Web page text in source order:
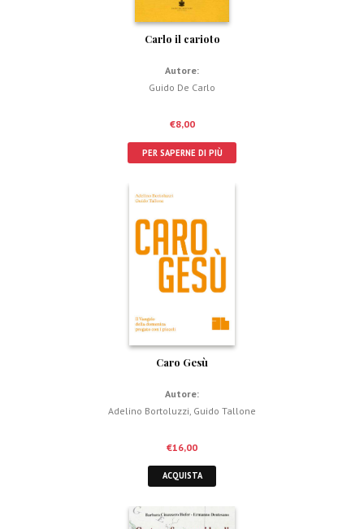
Carlo il carioto
Autore:
Guido De Carlo
€8,00
PER SAPERNE DI PIÙ
Caro Gesù
Autore:
Adelino Bortoluzzi Guido Tallone
€16,00
ACQUISTA